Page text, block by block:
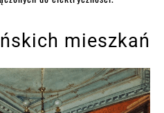
mieszkań